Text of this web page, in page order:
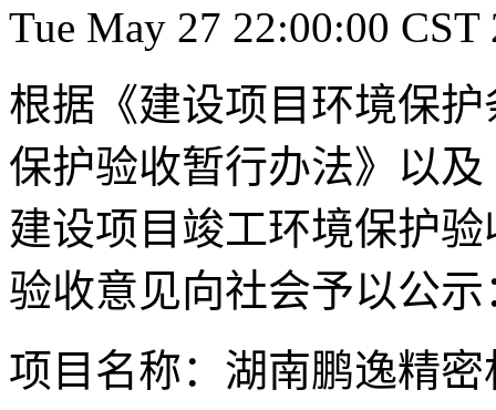
Tue May 27 22:00:00 CST
根据《建设项目环境保
保护验收暂行办法》以
建设项目竣工环境保护
验收意见向社会予以公示
项目名称：湖南鹏逸精